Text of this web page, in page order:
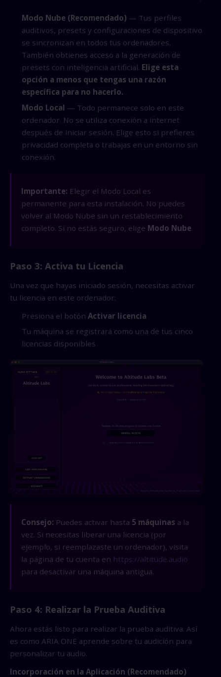
Modo Nube (Recomendado) — Tus perfiles
auditivos, presets y configuraciones de dispositivo
se sincronizan en todos tus ordenadores.
También obtienes acceso a la generación de
presets con inteligencia artificial. Elige esta
opción a menos que tengas una razón
específica para no hacerlo.
Modo Local — Todo permanece solo en este
ordenador. No se utiliza conexión a internet
después de iniciar sesión. Elige esto si prefieres
privacidad completa o trabajas en un entorno sin
conexión.
Importante: Elegir el Modo Local es
permanente para esta instalación. No puedes
volver al Modo Nube sin un restablecimiento
completo. Si no estás seguro, elige Modo Nube.
Paso 3: Activa tu Licencia
Una vez que hayas iniciado sesión, necesitas activar
tu licencia en este ordenador:
Presiona el botón Activar licencia
Tu máquina se registrará como una de tus cinco
licencias disponibles
Consejo: Puedes activar hasta 5 máquinas a la
vez. Si necesitas liberar una licencia (por
ejemplo, si reemplazaste un ordenador), visita
la página de tu cuenta en https://altitude.audio
para desactivar una máquina antigua.
Paso 4: Realizar la Prueba Auditiva
Ahora estás listo para realizar la prueba auditiva. Así
es como ARIA ONE aprende sobre tu audición para
personalizar tu audio.
Incorporación en la Aplicación (Recomendado)